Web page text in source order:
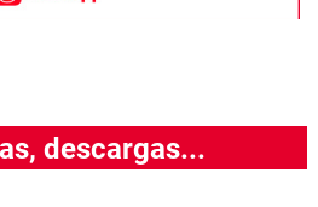
descargas...